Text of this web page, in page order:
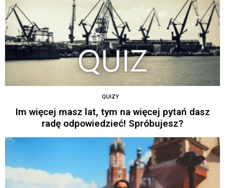
QUIZY
Im więcej masz lat, tym na więcej pytań dasz
radę odpowiedzieć! Spróbujesz?